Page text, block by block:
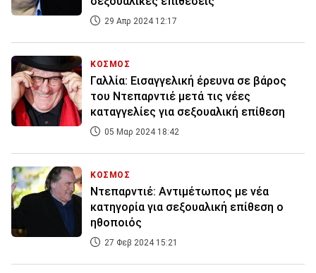
29 Απρ 2024 12:17
ΚΟΣΜΟΣ
Γαλλία: Εισαγγελική έρευνα σε βάρος
του Ντεπαρντιέ μετά τις νέες
καταγγελίες για σεξουαλική επίθεση
05 Μαρ 2024 18:42
ΚΟΣΜΟΣ
Ντεπαρντιέ: Αντιμέτωπος με νέα
κατηγορία για σεξουαλική επίθεση ο
ηθοποιός
27 Φεβ 2024 15:21